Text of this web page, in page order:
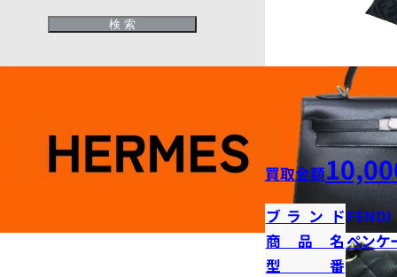
買取金額
ブランドFENDI
商品名ペンケ
型番